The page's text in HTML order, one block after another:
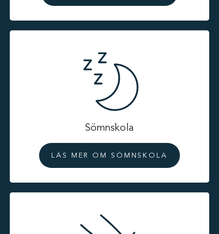
Sömnskola
LÄS MER OM SÖMNSKOLA